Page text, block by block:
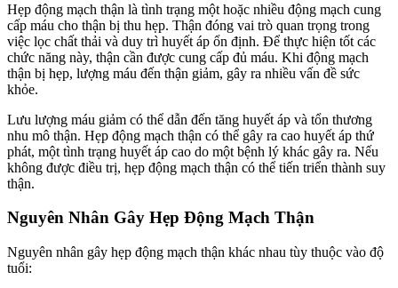
Hẹp động mạch thận là tình trạng một hoặc nhiều động mạch cung
cấp máu cho thận bị thu hẹp. Thận đóng vai trò quan trọng trong
việc lọc chất thải và duy trì huyết áp ổn định. Để thực hiện tốt các
chức năng này, thận cần được cung cấp đủ máu. Khi động mạch
thận bị hẹp, lượng máu đến thận giảm, gây ra nhiều vấn đề sức
khỏe.
Lưu lượng máu giảm có thể dẫn đến tăng huyết áp và tổn thương
nhu mô thận. Hẹp động mạch thận có thể gây ra cao huyết áp thứ
phát, một tình trạng huyết áp cao do một bệnh lý khác gây ra. Nếu
không được điều trị, hẹp động mạch thận có thể tiến triển thành suy
thận.
Nguyên Nhân Gây Hẹp Động Mạch Thận
Nguyên nhân gây hẹp động mạch thận khác nhau tùy thuộc vào độ
tuổi: